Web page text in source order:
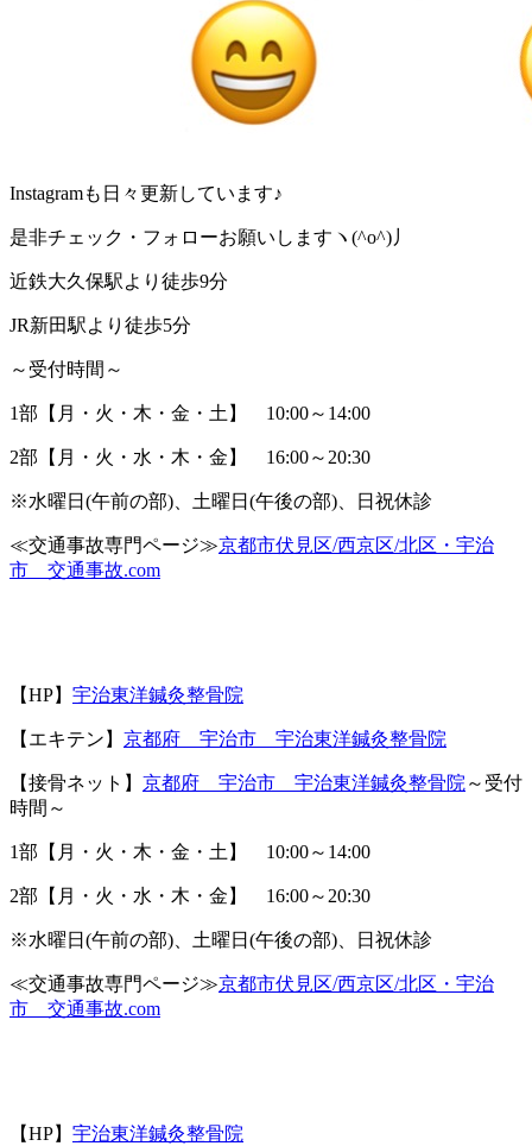
Instagramも日々更新しています♪
是非チェック・フォローお願いしますヽ (^o^) 丿
近鉄大久保駅より徒歩9分
JR新田駅より徒歩5分
～受付時間～
1部【月・火・木・金・土】 10:00～ 14:00
2部【月・火・水・木・金】 16:00～ 20:30
※水曜日 (午前の部) 、土曜日 (午後の部) 、日祝休診
≪交通事故専門ページ≫京都市伏見区/西京区/北区・宇治
市 交通事故.com
【HP】 宇治東洋鍼灸整骨院
【エキテン】 京都府 宇治市 宇治東洋鍼灸整骨院
【接骨ネット】 京都府 宇治市 宇治東洋鍼灸整骨院 ～受付
時間～
1部【月・火・木・金・土】 10:00～ 14:00
2部【月・火・水・木・金】 16:00～ 20:30
※水曜日 (午前の部) 、土曜日 (午後の部) 、日祝休診
≪交通事故専門ページ≫京都市伏見区/西京区/北区・宇治
市 交通事故.com
【HP】 宇治東洋鍼灸整骨院